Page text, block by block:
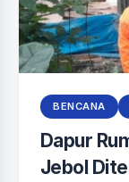
BENCANA
‎Dapur
Jebol